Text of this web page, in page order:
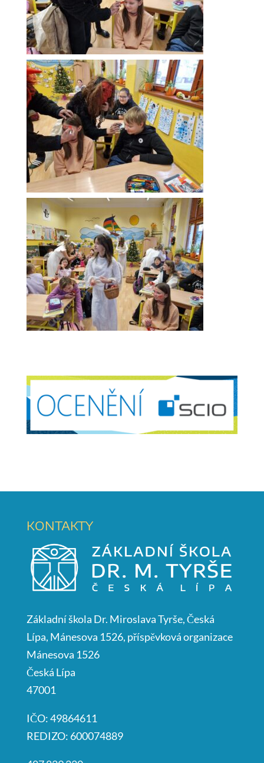
KONTAKTY
Základní škola Dr. Miroslava Tyrše, Česká
Lípa, Mánesova 1526, příspěvková organizace
Mánesova 1526
Česká Lípa
47001
IČO: 49864611
REDIZO: 600074889